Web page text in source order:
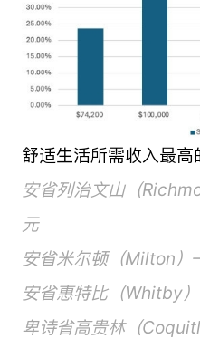
舒适生活所需收入最高
安省列治文山（
元
安省米尔顿（Milton）
安省惠特比（Whitby
卑诗省高贵林（